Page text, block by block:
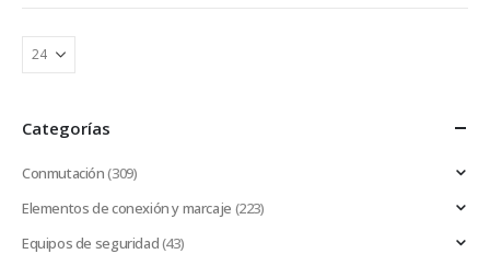
Categorías
Conmutación(309)
Elementos de conexión y marcaje (223)
Equipos de seguridad(43)